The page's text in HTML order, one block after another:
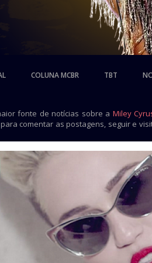
COLUNA MCBR TBT
fonte de notícias sobre a Miley
comentar as postagens, seguir e